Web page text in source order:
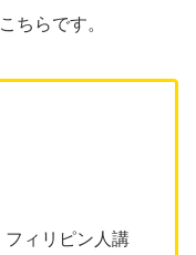
ちらです。
フィリピン人講